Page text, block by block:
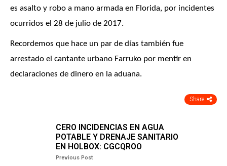
es asalto y robo a mano armada en Florida, por incidentes
ocurridos el 28 de julio de 2017.
Recordemos que hace un par de días también fue
arrestado el cantante urbano Farruko por mentir en
declaraciones de dinero en la aduana.
Share
CERO INCIDENCIAS EN AGUA
POTABLE Y DRENAJE SANITARIO
EN HOLBOX: CGCQROO
Previous Post